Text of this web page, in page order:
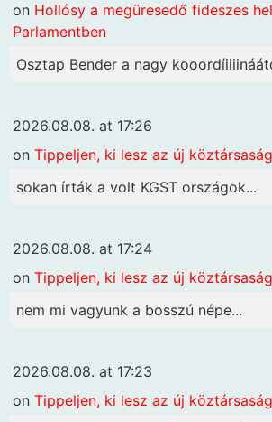
on Hollósy a megüresedő fideszes
Parlamentben
Osztap Bender a nagy
2026.08.08. at 17:26
on Tippeljen, ki lesz az új
sokan írták a volt KGST országok...
2026.08.08. at 17:24
on Tippeljen, ki lesz az új
nem mi vagyunk a bosszú népe...
2026.08.08. at 17:23
on Tippeljen, ki lesz az új